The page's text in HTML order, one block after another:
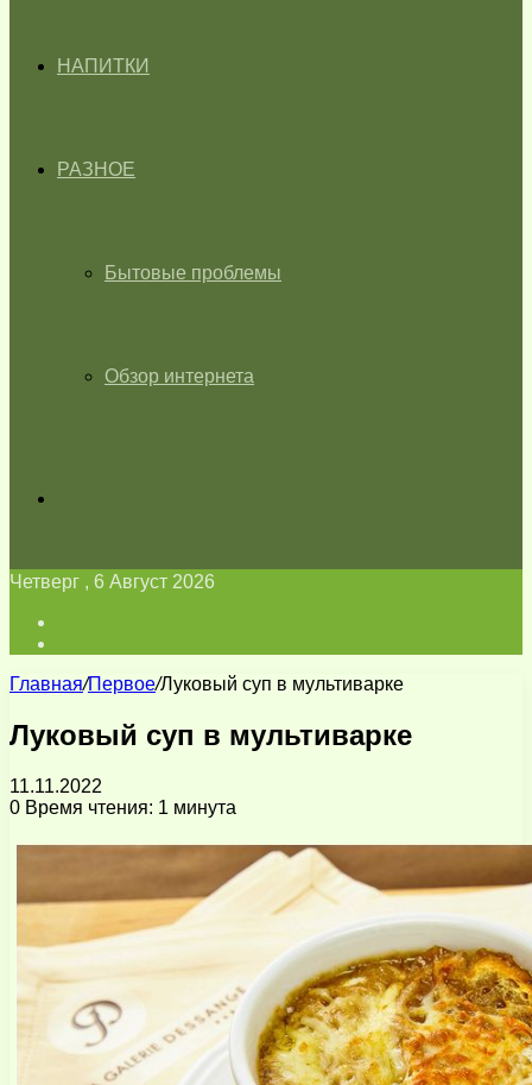
НАПИТКИ
РАЗНОЕ
Бытовые проблемы
Обзор интернета
Четверг , 6 Август 2026
Главная/Первое/Луковый суп в мультиварке
Луковый суп в мультиварке
11.11.2022
0 Время чтения: 1 минута